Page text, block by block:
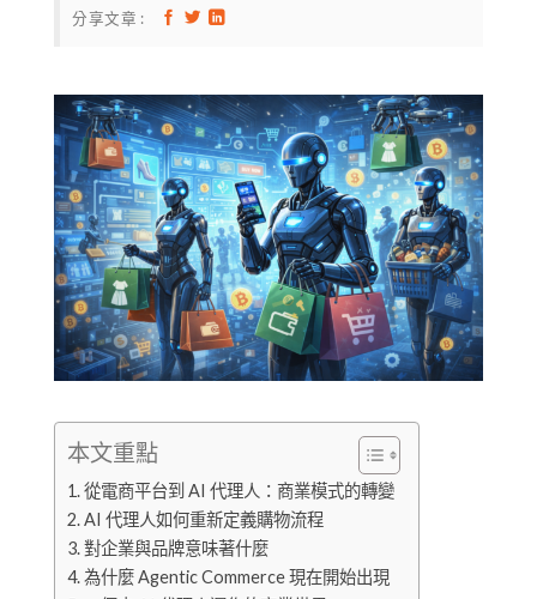
分享文章 :
本文重點
從電商平台到 AI 代理人：商業模式的轉變
AI 代理人如何重新定義購物流程
對企業與品牌意味著什麼
為什麼 Agentic Commerce 現在開始出現